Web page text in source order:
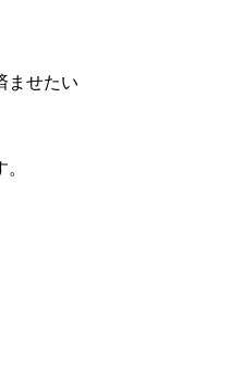
ませたい